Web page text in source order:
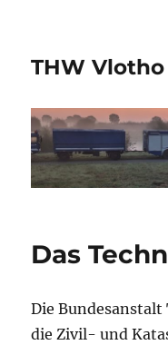
THW Vlotho
Das
Die
die Zivil- und